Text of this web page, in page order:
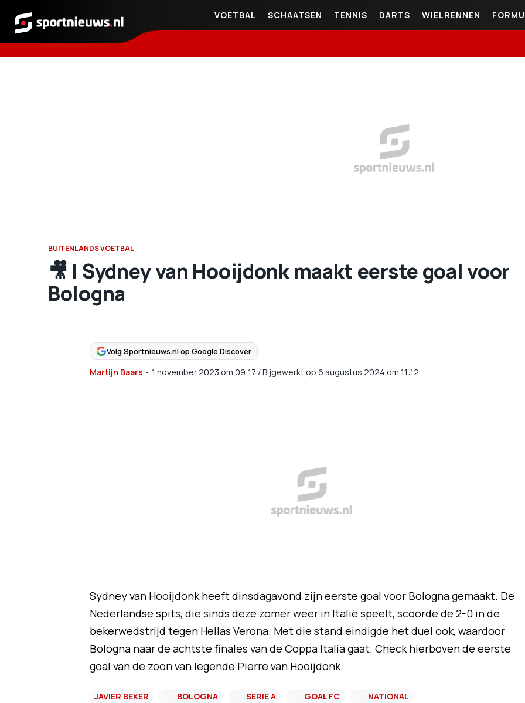
Sportnieuws.nl
VOETBAL SCHAATSEN TENNIS DARTS WIELRENNEN
BUITENLANDS VOETBAL
🎥​ | Sydney van Hooijdonk maakt eerste goal voor
Bologna
Volg Sportnieuws.nl op Google Discover
Martijn Baars • 1 november 2023 om 09:17 /Bijgewerkt op 6 augustus 2024 om 11:12
Sydney van Hooijdonk heeft dinsdagavond zijn eerste goal voor Bologna gemaakt. De
Nederlandse spits, die sinds deze zomer weer in Italië speelt, scoorde de 2-0 in de
bekerwedstrijd tegen Hellas Verona. Met die stand eindigde het duel ook, waardoor
Bologna naar de achtste finales van de Coppa Italia gaat. Check hierboven de eerste
goal van de zoon van legende Pierre van Hooijdonk.
JAVIER BEKER BOLOGNA SERIE A GOAL FC NATIONAL